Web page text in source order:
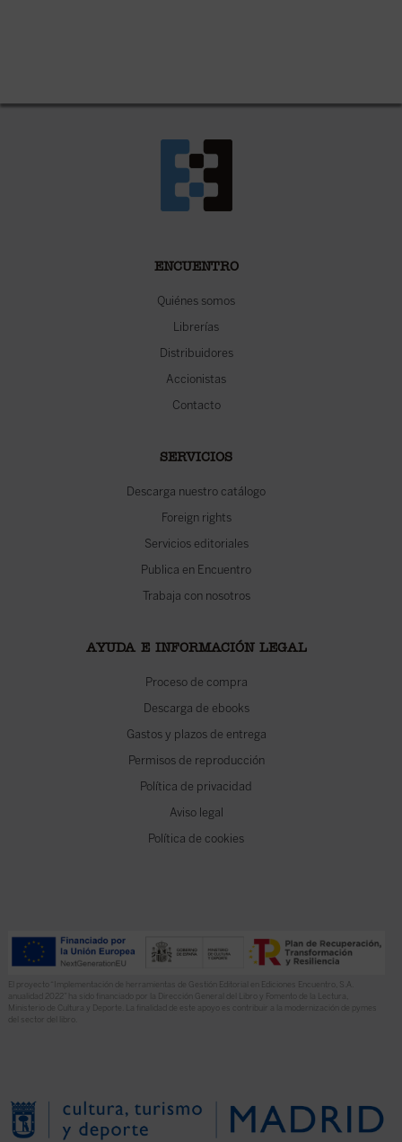
ENCUENTRO
Quiénes somos
Librerías
Distribuidores
Accionistas
Contacto
SERVICIOS
Descarga nuestro catálogo
Foreign rights
Servicios editoriales
Publica en Encuentro
Trabaja con nosotros
AYUDA E INFORMACIÓN LEGAL
Proceso de compra
Descarga de ebooks
Gastos y plazos de entrega
Permisos de reproducción
Política de privacidad
Aviso legal
Política de cookies
El proyecto “Implementación de herramientas de Gestión Editorial en Ediciones Encuentro, S.A.
anualidad 2022” ha sido financiado por la Dirección General del Libro y Fomento de la Lectura,
Ministerio de Cultura y Deporte. La finalidad de este apoyo es contribuir a la modernización de pymes
del sector del libro.